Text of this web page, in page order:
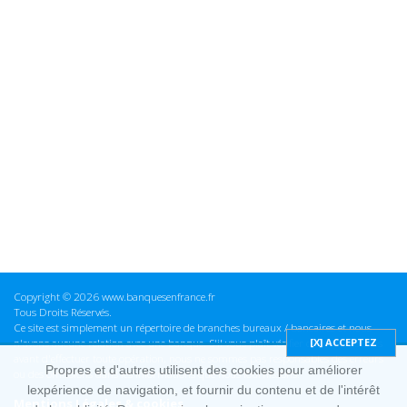
Copyright © 2026 www.banquesenfrance.fr
Tous Droits Réservés.
Ce site est simplement un répertoire de branches bureaux / bancaires et nous
n'avons aucune relation avec une banque. S'il vous plaît vérifier ces informations
avant d'effectuer toute opération, nous ne sommes pas responsables des erreurs
ou des omissions dans les informations que nous fournissons.
Mentions Légales & cookies
Propres et d'autres utilisent des cookies pour améliorer
lexpérience de navigation, et fournir du contenu et de l'intérêt